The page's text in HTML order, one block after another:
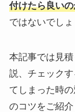
付けたら良い
ではないでしょ
本記事では見
説、チェック
てしまった時
のコツをご紹介